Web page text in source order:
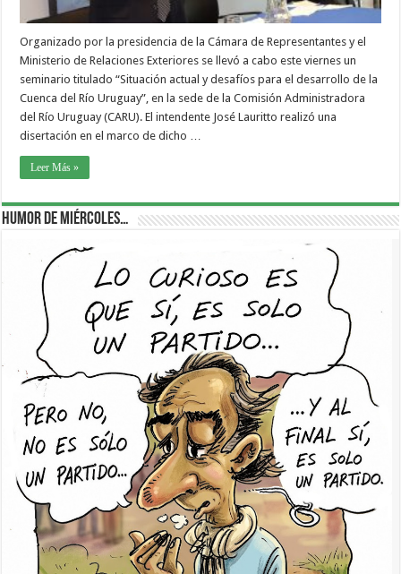
Organizado por la presidencia de la Cámara de Representantes y el
Ministerio de Relaciones Exteriores se llevó a cabo este viernes un
seminario titulado “Situación actual y desafíos para el desarrollo de la
Cuenca del Río Uruguay”, en la sede de la Comisión Administradora
del Río Uruguay (CARU). El intendente José Lauritto realizó una
disertación en el marco de dicho …
Leer Más »
Humor de Miércoles…